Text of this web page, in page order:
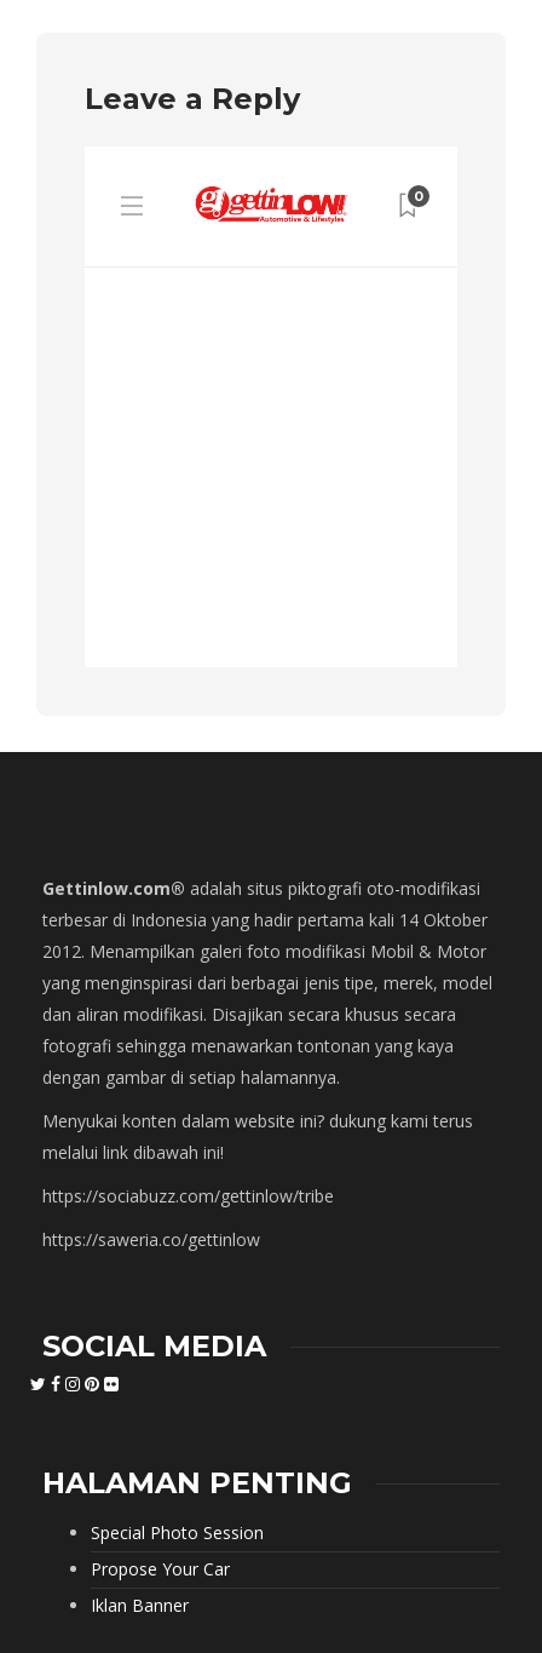
Leave a Reply
Gettinlow.com® adalah situs piktografi oto-modifikasi
terbesar di Indonesia yang hadir pertama kali 14 Oktober
2012. Menampilkan galeri foto modifikasi Mobil & Motor
yang menginspirasi dari berbagai jenis tipe, merek, model
dan aliran modifikasi. Disajikan secara khusus secara
fotografi sehingga menawarkan tontonan yang kaya
dengan gambar di setiap halamannya.
Menyukai konten dalam website ini? dukung kami terus
melalui link dibawah ini!
https://sociabuzz.com/gettinlow/tribe
https://saweria.co/gettinlow
SOCIAL MEDIA
HALAMAN PENTING
Special Photo Session
Propose Your Car
Iklan Banner